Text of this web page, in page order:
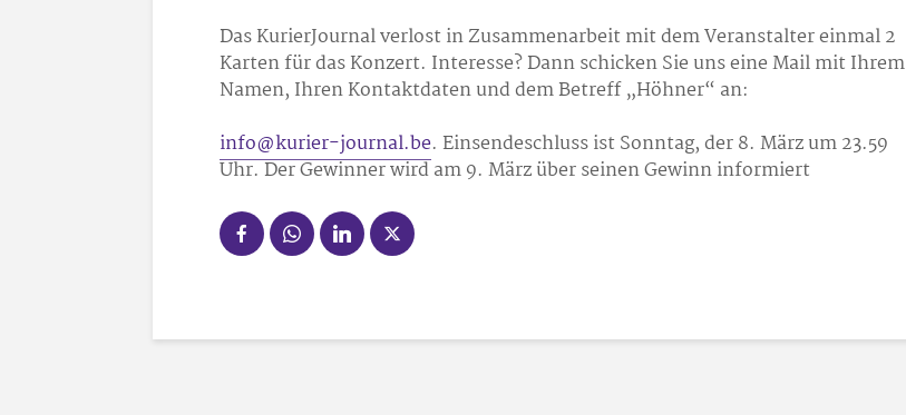
Das KurierJournal verlost in Zusammenarbeit mit dem Veranstalter einmal 2
Karten für das Konzert. Interesse? Dann schicken Sie uns eine Mail mit Ihrem
Namen, Ihren Kontaktdaten und dem Betreff „Höhner“ an:
info@kurier-journal.be. Einsendeschluss ist Sonntag, der 8. März um 23.59
Uhr. Der Gewinner wird am 9. März über seinen Gewinn informiert